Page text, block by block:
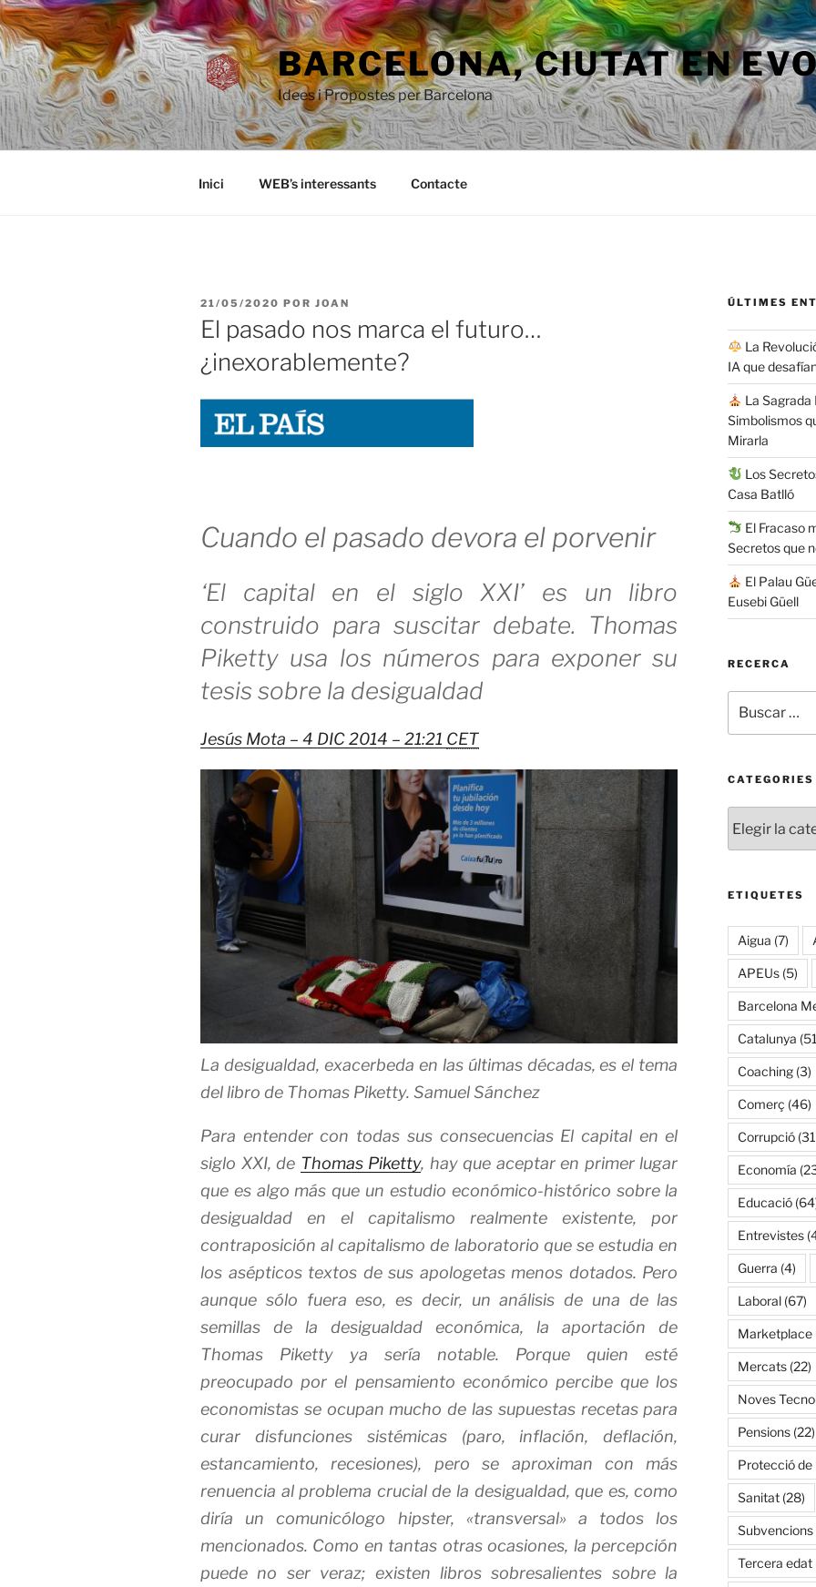
Saltar
al
contenido
BARCELONA, ​​CIUTAT EN
Idees i Propostes per Barcelona
Inici WEB’s interessants Contacte
PUBLICADO
EL
21/05/2020 POR JOAN
El pasado nos marca el futuro…
¿inexorablemente?
Cuando el pasado devora el porvenir
‘El capital en el siglo XXI’ es un libro
construido para suscitar debate. Thomas
Piketty usa los números para exponer su
tesis sobre la desigualdad
Jesús Mota – 4 DIC 2014 – 21:21 CET
La desigualdad, exacerbeda en las últimas décadas, es el tema
del libro de Thomas Piketty. Samuel Sánchez
Para entender con todas sus consecuencias El capital en el
siglo XXI, de Thomas Piketty, hay que aceptar en primer lugar
que es algo más que un estudio económico-histórico sobre la
desigualdad en el capitalismo realmente existente, por
contraposición al capitalismo de laboratorio que se estudia en
los asépticos textos de sus apologetas menos dotados. Pero
aunque sólo fuera eso, es decir, un análisis de una de las
semillas de la desigualdad económica, la aportación de
Thomas Piketty ya sería notable. Porque quien esté
preocupado por el pensamiento económico percibe que los
economistas se ocupan mucho de las supuestas recetas para
curar disfunciones sistémicas (paro, inflación, deflación,
estancamiento, recesiones), pero se aproximan con más
renuencia al problema crucial de la desigualdad, que es, como
diría un comunicólogo hipster, «transversal» a todos los
mencionados. Como en tantas otras ocasiones, la percepción
puede no ser veraz; existen libros sobresalientes sobre la
ÚLTIMES
La
IA que
La Sagrada
Simbolismos
Mirarla
Los
Casa Batlló
El Fracaso
Secretos que
El Palau
Eusebi Güell
RECERCA
por:
CATEGORIES
ETIQUETES
Aigua (7)
APEUs(5)
Barcelona
Catalunya
Coaching(3)
Comerç (46)
Corrupció
Economía
Educació
Entrevistes
Guerra (4)
Laboral(67)
Marketplace
Mercats(22)
Noves
Pensions(22)
Protecció de
Sanitat(28)
Subvencions
Tercera edat